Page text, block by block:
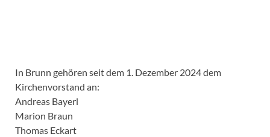
In Brunn gehören seit dem 1. Dezember 2024 dem
Kirchenvorstand an:
Andreas Bayerl
Marion Braun
Thomas Eckart